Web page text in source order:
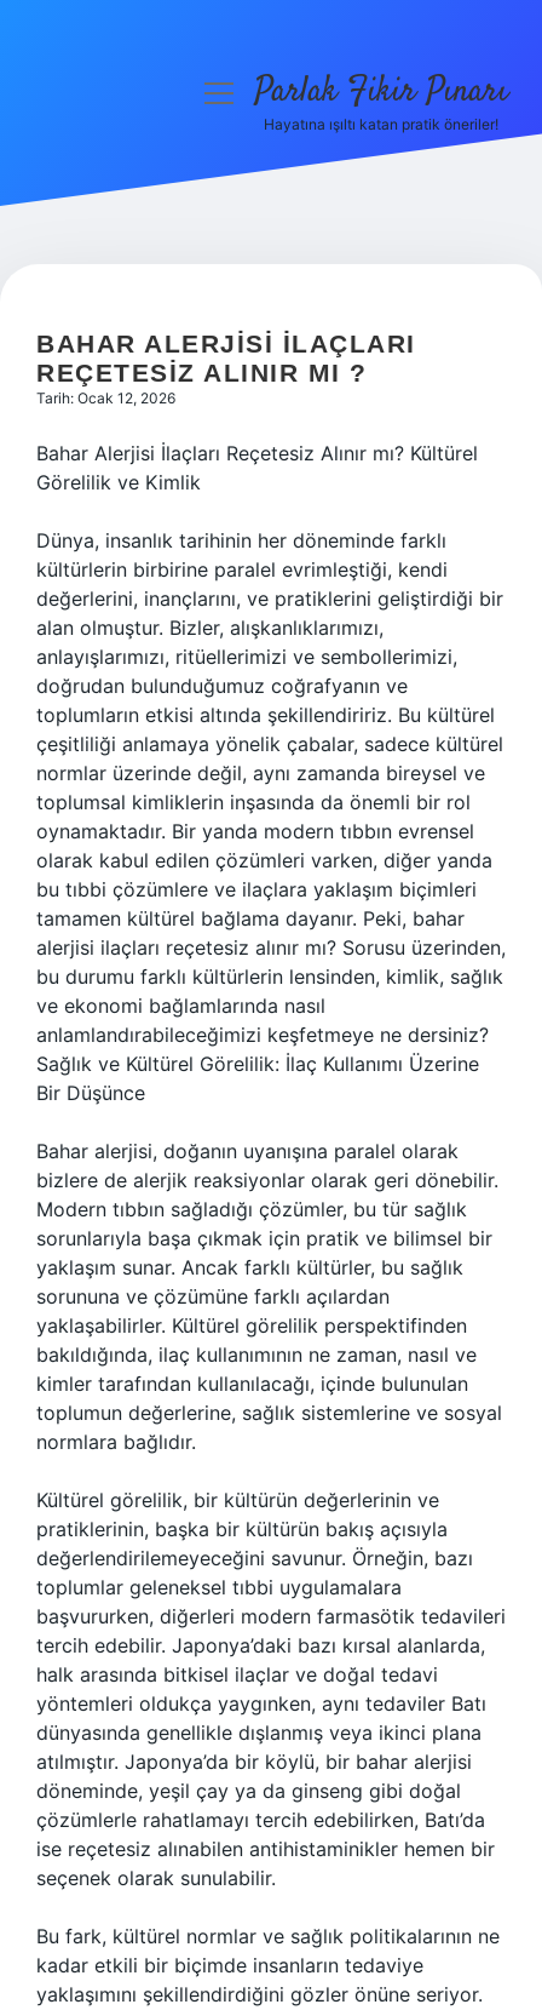
Hakkımızda
menüyüParlak Fikir Pınarı
Hayatına ışıltı katan pratik öneriler!
BAHAR ALERJISI ILAÇLARI
REÇETESIZ ALINIR MI ?
Tarih: Ocak 12, 2026
Bahar Alerjisi İlaçları Reçetesiz Alınır mı? Kültürel
Görelilik ve Kimlik
Dünya, insanlık tarihinin her döneminde farklı
kültürlerin birbirine paralel evrimleştiği, kendi
değerlerini, inançlarını, ve pratiklerini geliştirdiği bir
alan olmuştur. Bizler, alışkanlıklarımızı,
anlayışlarımızı, ritüellerimizi ve sembollerimizi,
doğrudan bulunduğumuz coğrafyanın ve
toplumların etkisi altında şekillendiririz. Bu kültürel
çeşitliliği anlamaya yönelik çabalar, sadece kültürel
normlar üzerinde değil, aynı zamanda bireysel ve
toplumsal kimliklerin inşasında da önemli bir rol
oynamaktadır. Bir yanda modern tıbbın evrensel
olarak kabul edilen çözümleri varken, diğer yanda
bu tıbbi çözümlere ve ilaçlara yaklaşım biçimleri
tamamen kültürel bağlama dayanır. Peki, bahar
alerjisi ilaçları reçetesiz alınır mı? Sorusu üzerinden,
bu durumu farklı kültürlerin lensinden, kimlik, sağlık
ve ekonomi bağlamlarında nasıl
anlamlandırabileceğimizi keşfetmeye ne dersiniz?
Sağlık ve Kültürel Görelilik: İlaç Kullanımı Üzerine
Bir Düşünce
Bahar alerjisi, doğanın uyanışına paralel olarak
bizlere de alerjik reaksiyonlar olarak geri dönebilir.
Modern tıbbın sağladığı çözümler, bu tür sağlık
sorunlarıyla başa çıkmak için pratik ve bilimsel bir
yaklaşım sunar. Ancak farklı kültürler, bu sağlık
sorununa ve çözümüne farklı açılardan
yaklaşabilirler. Kültürel görelilik perspektifinden
bakıldığında, ilaç kullanımının ne zaman, nasıl ve
kimler tarafından kullanılacağı, içinde bulunulan
toplumun değerlerine, sağlık sistemlerine ve sosyal
normlara bağlıdır.
Kültürel görelilik, bir kültürün değerlerinin ve
pratiklerinin, başka bir kültürün bakış açısıyla
değerlendirilemeyeceğini savunur. Örneğin, bazı
toplumlar geleneksel tıbbi uygulamalara
başvururken, diğerleri modern farmasötik tedavileri
tercih edebilir. Japonya’daki bazı kırsal alanlarda,
halk arasında bitkisel ilaçlar ve doğal tedavi
yöntemleri oldukça yaygınken, aynı tedaviler Batı
dünyasında genellikle dışlanmış veya ikinci plana
atılmıştır. Japonya’da bir köylü, bir bahar alerjisi
döneminde, yeşil çay ya da ginseng gibi doğal
çözümlerle rahatlamayı tercih edebilirken, Batı’da
ise reçetesiz alınabilen antihistaminikler hemen bir
seçenek olarak sunulabilir.
Bu fark, kültürel normlar ve sağlık politikalarının ne
kadar etkili bir biçimde insanların tedaviye
yaklaşımını şekillendirdiğini gözler önüne seriyor.